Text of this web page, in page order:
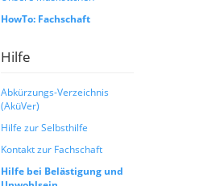
HowTo: Fachschaft
Hilfe
Abkürzungs-Verzeichnis
(AküVer)
Hilfe zur Selbsthilfe
Kontakt zur Fachschaft
Hilfe bei Belästigung und